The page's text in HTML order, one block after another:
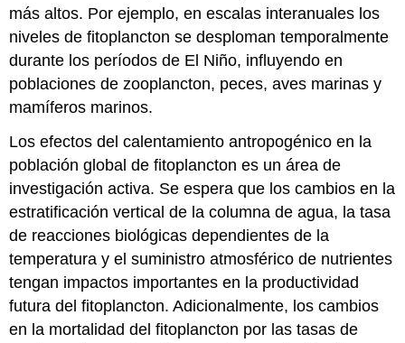
más altos. Por ejemplo, en escalas interanuales los
niveles de fitoplancton se desploman temporalmente
durante los períodos de El Niño, influyendo en
poblaciones de zooplancton, peces, aves marinas y
mamíferos marinos.
Los efectos del calentamiento antropogénico en la
población global de fitoplancton es un área de
investigación activa. Se espera que los cambios en la
estratificación vertical de la columna de agua, la tasa
de reacciones biológicas dependientes de la
temperatura y el suministro atmosférico de nutrientes
tengan impactos importantes en la productividad
futura del fitoplancton. Adicionalmente, los cambios
en la mortalidad del fitoplancton por las tasas de